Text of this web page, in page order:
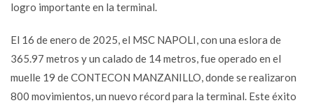
logro importante en la terminal.
El 16 de enero de 2025, el MSC NAPOLI, con una eslora de
365.97 metros y un calado de 14 metros, fue operado en el
muelle 19 de CONTECON MANZANILLO, donde se realizaron
800 movimientos, un nuevo récord para la terminal. Este éxito